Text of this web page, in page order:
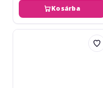
Kosárba
Monty